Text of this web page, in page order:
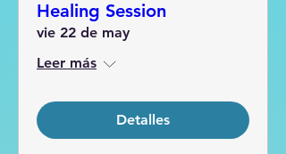
Healing Session
vie 22 de may
Leer más
Detalles